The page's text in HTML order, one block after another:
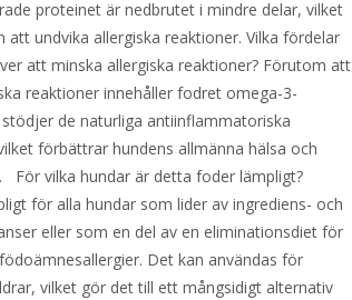
proteinet är nedbrutet i mindre delar, vilket
att undvika allergiska reaktioner. Vilka fördelar
att minska allergiska reaktioner? Förutom att
reaktioner innehåller fodret omega-3-
de naturliga antiinflammatoriska
förbättrar hundens allmänna hälsa och
För vilka hundar är detta foder lämpligt?
för alla hundar som lider av ingrediens- och
eller som en del av en eliminationsdiet för
Det kan användas för
vilket gör det till ett mångsidigt alternativ